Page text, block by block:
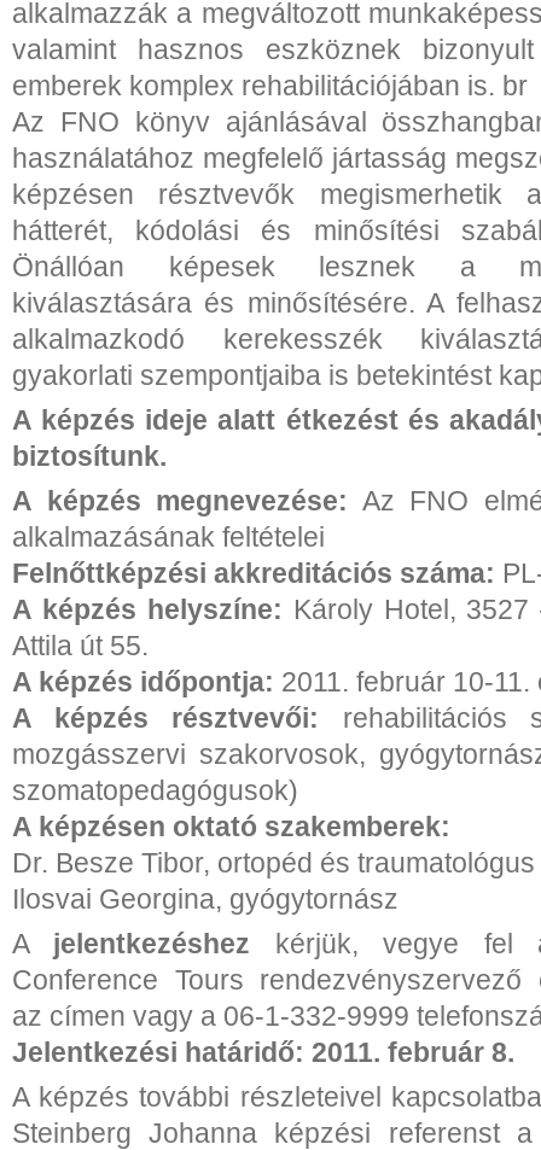
alkalmazzák a megváltozott
valamint hasznos eszköznek
emberek komplex rehabilitációjában is. br
Az FNO könyv ajánlásával
használatához megfelelő jártasság
képzésen résztvevők megismerhetik
hátterét, kódolási és minősítési
Önállóan képesek lesznek a
kiválasztására és minősítésére. A
alkalmazkodó kerekesszék
gyakorlati szempontjaiba is betekintést
A képzés ideje alatt étkezést és
biztosítunk.
A képzés megnevezése: Az FNO
alkalmazásának feltételei
Felnőttképzési akkreditációs száma:
A képzés helyszíne: Károly Hotel,
Attila út 55.
A képzés időpontja: 2011. február 10-
A képzés résztvevői: rehabilitációs
mozgásszervi szakorvosok,
szomatopedagógusok)
A képzésen oktató szakemberek:
Dr. Besze Tibor, ortopéd és
Ilosvai Georgina, gyógytornász
A jelentkezéshez kérjük, vegye fel
Conference Tours rendezvényszervező
az címen vagy a 06-1-332-9999
Jelentkezési határidő: 2011. február 8.
A képzés további részleteivel
Steinberg Johanna képzési referenst a